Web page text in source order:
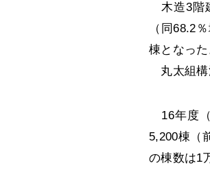
木造3階
（同68.2
棟となった
丸太組構
16年度
5,200棟（
の棟数は1